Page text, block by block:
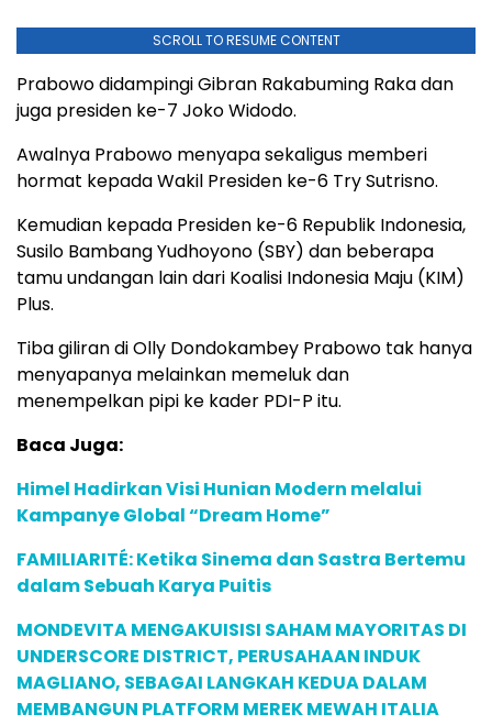
SCROLL TO RESUME CONTENT
Prabowo didampingi Gibran Rakabuming Raka dan
juga presiden ke-7 Joko Widodo.
Awalnya Prabowo menyapa sekaligus memberi
hormat kepada Wakil Presiden ke-6 Try Sutrisno.
Kemudian kepada Presiden ke-6 Republik Indonesia,
Susilo Bambang Yudhoyono (SBY) dan beberapa
tamu undangan lain dari Koalisi Indonesia Maju (KIM)
Plus.
Tiba giliran di Olly Dondokambey Prabowo tak hanya
menyapanya melainkan memeluk dan
menempelkan pipi ke kader PDI-P itu.
Baca Juga:
Himel Hadirkan Visi Hunian Modern melalui
Kampanye Global “Dream Home”
FAMILIARITÉ: Ketika Sinema dan Sastra Bertemu
dalam Sebuah Karya Puitis
MONDEVITA MENGAKUISISI SAHAM MAYORITAS DI
UNDERSCORE DISTRICT, PERUSAHAAN INDUK
MAGLIANO, SEBAGAI LANGKAH KEDUA DALAM
MEMBANGUN PLATFORM MEREK MEWAH ITALIA